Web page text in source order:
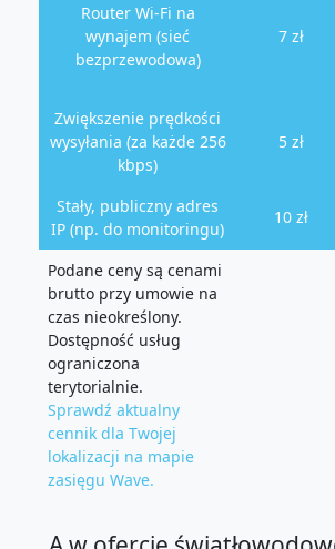
Router Wi-Fi na
wynajem (sieć
bezprzewodowa)
7 zł
Zwiększenie prędkości
wysyłania (za każde 256
kbps)
5 zł
Stały, publiczny adres
IP (np. do monitoringu)
10 zł
Podane ceny są cenami
brutto przy umowie na
czas nieokreślony.
Dostępność usług
ograniczona
terytorialnie.
Sprawdź aktualny
cennik dla Twojej
lokalizacji na mapie
zasięgu Wave.